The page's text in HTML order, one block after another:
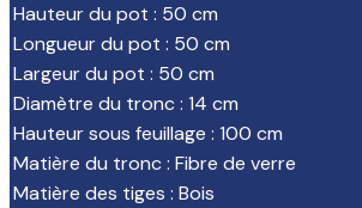
Hauteur du pot : 50 cm
Longueur du pot : 50 cm
Largeur du pot : 50 cm
Diamètre du tronc: 14 cm
Hauteur sous feuillage : 100 cm
Matière du tronc: Fibre de verre
Matière des tiges : Bois